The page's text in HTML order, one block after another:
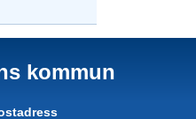
kommun